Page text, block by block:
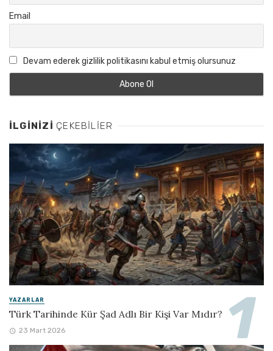
Email
Devam ederek gizlilik politikasını kabul etmiş olursunuz
İLGINIZI ÇEKEBILIER
YAZARLAR
Türk Tarihinde Kür Şad Adlı Bir Kişi Var Mıdır?
23 Mart 2026